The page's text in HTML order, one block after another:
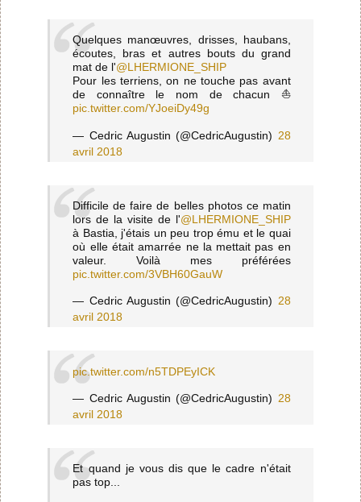
Quelques manœuvres, drisses, haubans,
écoutes, bras et autres bouts du grand
mat de l'@LHERMIONE_SHIP
Pour les terriens, on ne touche pas avant
de connaître le nom de chacun ⛵
pic.twitter.com/YJoeiDy49g
— Cedric Augustin (@CedricAugustin) 28
avril 2018
Difficile de faire de belles photos ce matin
lors de la visite de l'@LHERMIONE_SHIP
à Bastia, j'étais un peu trop ému et le quai
où elle était amarrée ne la mettait pas en
valeur. Voilà mes préférées
pic.twitter.com/3VBH60GauW
— Cedric Augustin (@CedricAugustin) 28
avril 2018
pic.twitter.com/n5TDPEyICK
— Cedric Augustin (@CedricAugustin) 28
avril 2018
Et quand je vous dis que le cadre n'était
pas top...